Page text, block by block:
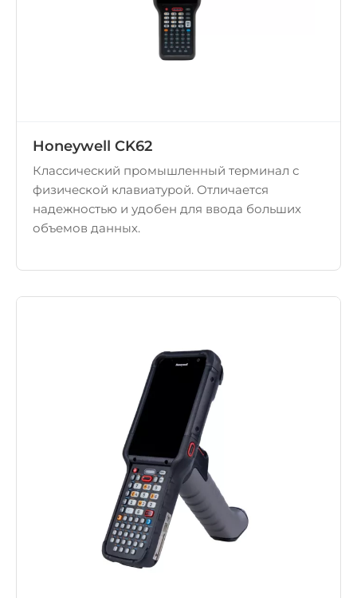
Honeywell CK62
Классический промышленный терминал с
физической клавиатурой. Отличается
надежностью и удобен для ввода больших
объемов данных.